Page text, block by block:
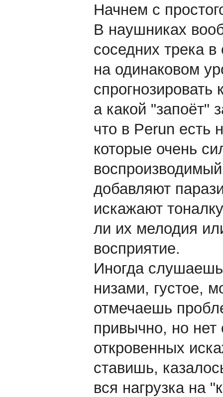
Начнем с
В наушниках
соседних трека в
на одинаковом
спрогнозировать
а какой "запоёт"
что в Perun есть
которые очень
добавляют
искажают
ли их мелодия
восприятие.
Иногда
низами, густое,
отмечаешь
привычно, но
откровенных
ставишь,
вся нагрузка на